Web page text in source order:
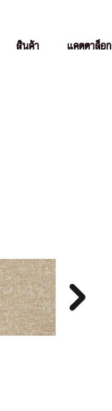
สินค้า แคตตาล็อก